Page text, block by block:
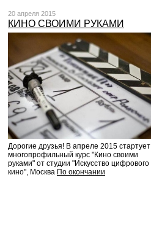
20 апреля 2015
КИНО СВОИМИ РУКАМИ
Дорогие друзья! В апреле 2015 стартует
многопрофильный курс "Кино своими
руками" от студии "Искусство цифрового
кино", Москва По окончании